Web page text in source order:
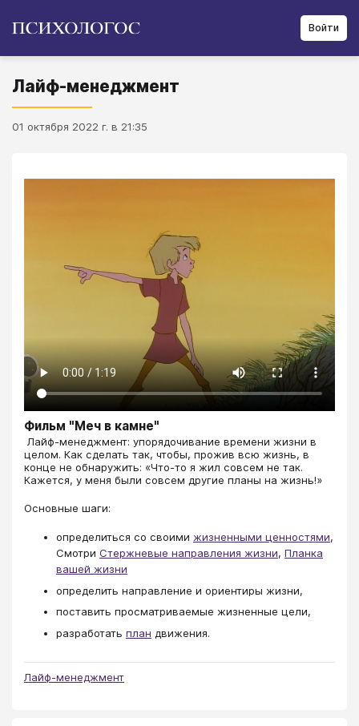
Войти
Лайф-менеджмент
01 октября 2022 г. в 21:35
Фильм "Меч в камне"
​​​​​​​​​​​​​​ Лайф-менеджмент: упорядочивание времени жизни в
целом. Как сделать так, чтобы, прожив всю жизнь, в
конце не обнаружить: «Что-то я жил совсем не так.
Кажется, у меня были совсем другие планы на жизнь!»
Основные шаги:
определиться со своими жизненными ценностями,
Смотри Стержневые направления жизни, Планка
вашей жизни
определить направление и ориентиры жизни,
поставить просматриваемые жизненные цели,
разработать план движения.
Лайф-менеджмент